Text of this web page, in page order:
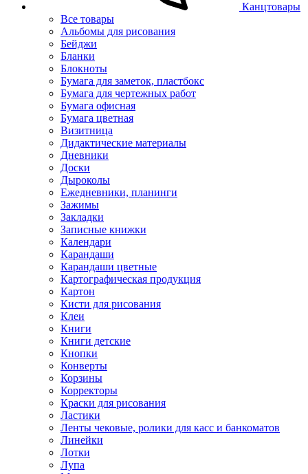
Канцтовары
Все товары
Альбомы для рисования
Бейджи
Бланки
Блокноты
Бумага для заметок, пластбокс
Бумага для чертежных работ
Бумага офисная
Бумага цветная
Визитница
Дидактические материалы
Дневники
Доски
Дыроколы
Ежедневники, планинги
Зажимы
Закладки
Записные книжки
Календари
Карандаши
Карандаши цветные
Картографическая продукция
Картон
Кисти для рисования
Клеи
Книги
Книги детские
Кнопки
Конверты
Корзины
Корректоры
Краски для рисования
Ластики
Ленты чековые, ролики для касс и банкоматов
Линейки
Лотки
Лупа